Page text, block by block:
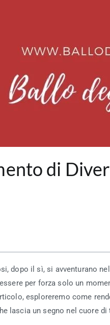
di
dopo il sì, si avventurano
per forza solo un
esploreremo come
lascia un segno nel cuore di